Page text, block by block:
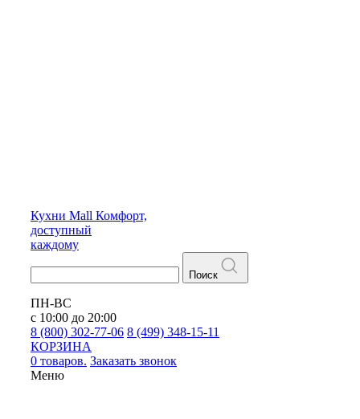
Кухни Mall Комфорт,
доступный
каждому
Поиск
ПН-ВС
с 10:00 до 20:00
8 (800) 302-77-06 8 (499) 348-15-11
КОРЗИНА
0 товаров. Заказать звонок
Меню